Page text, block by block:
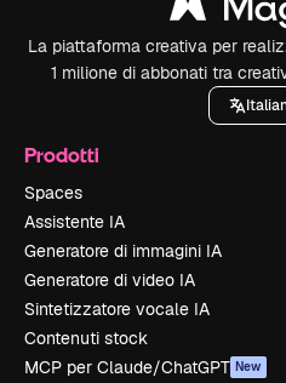
La piattaforma creativa per
1 milione di abbonati tra
Prodotti
Spaces
Assistente IA
Generatore di immagini IA
Generatore di video IA
Sintetizzatore vocale IA
Contenuti stock
MCP per Claude/ChatGPT New